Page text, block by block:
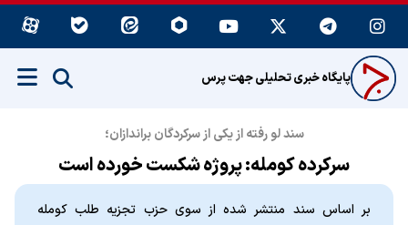
پایگاه خبری تحلیلی جهت پرس
سند لو رفته از یکی از سرکردگان براندازان؛
سرکرده کومله: پروژه شکست خورده است
بر اساس سند منتشر شده از سوی حزب تجزیه طلب کومله